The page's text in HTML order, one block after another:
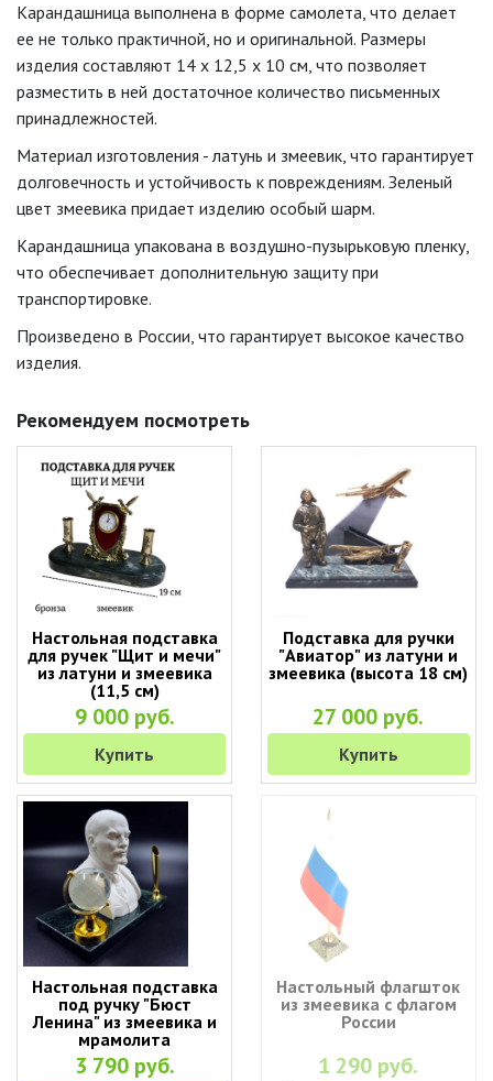
Карандашница выполнена в форме самолета, что делает
ее не только практичной, но и оригинальной. Размеры
изделия составляют 14 х 12,5 х 10 см, что позволяет
разместить в ней достаточное количество письменных
принадлежностей.
Материал изготовления - латунь и змеевик, что гарантирует
долговечность и устойчивость к повреждениям. Зеленый
цвет змеевика придает изделию особый шарм.
Карандашница упакована в воздушно-пузырьковую пленку,
что обеспечивает дополнительную защиту при
транспортировке.
Произведено в России, что гарантирует высокое качество
изделия.
Рекомендуем посмотреть
Настольная подставка
для ручек "Щит и мечи"
из латуни и змеевика
(11,5 см)
9 000 руб.
Купить
Подставка для ручки
"Авиатор" из латуни и
змеевика (высота 18 см)
27 000 руб.
Купить
Настольная подставка
под ручку "Бюст
Ленина" из змеевика и
мрамолита
3 790 руб.
Настольный флагшток
из змеевика с флагом
России
1 290 руб.